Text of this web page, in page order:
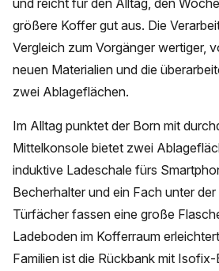
und reicht für den Alltag, den
größere Koffer gut aus. Die
Vergleich zum Vorgänger wertiger,
neuen Materialien und die
zwei Ablageflächen.
Im Alltag punktet der Born mit
Mittelkonsole bietet zwei
induktive Ladeschale fürs
Becherhalter und ein Fach unter
Türfächer fassen eine große
Ladeboden im Kofferraum
Familien ist die Rückbank mit